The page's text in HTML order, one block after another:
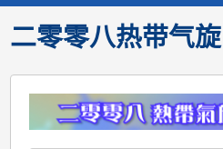
二零零八热带气旋